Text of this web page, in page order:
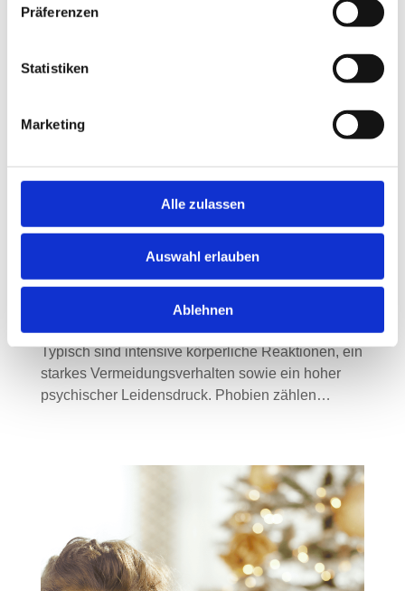
Präferenzen
Statistiken
Marketing
Alle zulassen
Auswahl erlauben
Ablehnen
Leben beherrschen
Phobien sind übersteigerte Ängste vor bestimmten
hinausgehen. Während Angst grundsätzlich eine
wichtige Schutzfunktion erfüllt und vor realen
Gefahren warnt, verlieren Phobien diesen Nutzen
und können den Alltag erheblich beeinträchtigen.
Typisch sind intensive körperliche Reaktionen, ein
starkes Vermeidungsverhalten sowie ein hoher
psychischer Leidensdruck. Phobien zählen…